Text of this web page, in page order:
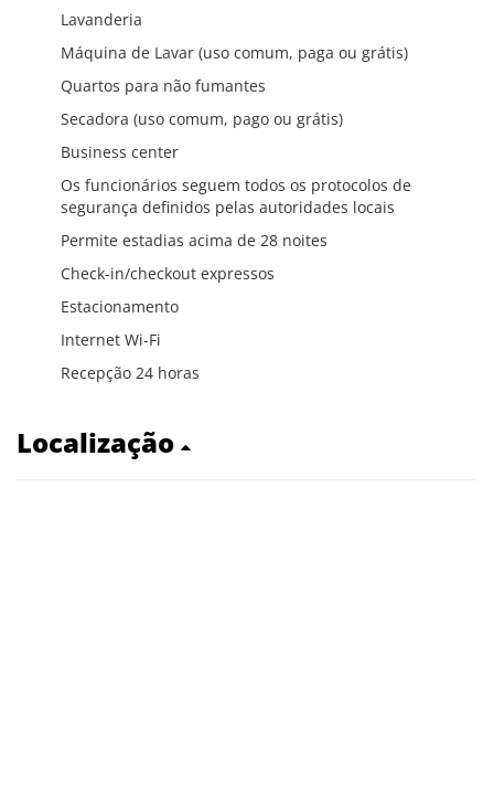
Lavanderia
Máquina de Lavar (uso comum, paga ou grátis)
Quartos para não fumantes
Secadora (uso comum, pago ou grátis)
Business center
Os funcionários seguem todos os protocolos de
segurança definidos pelas autoridades locais
Permite estadias acima de 28 noites
Check-in/checkout expressos
Estacionamento
Internet Wi-Fi
Recepção 24 horas
Localização